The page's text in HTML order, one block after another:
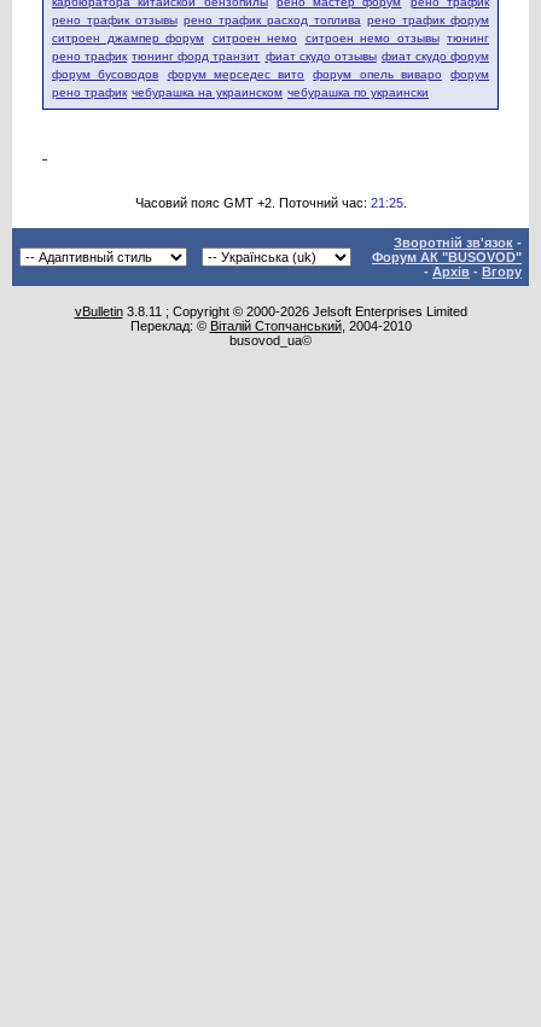
рено трафик отзывы рено трафик расход топлива рено трафик форум
ситроен джампер форум
ситроен немо ситроен немо отзывы тюнинг
рено трафик тюнинг форд транзит фиат скудо отзывы фиат скудо форум
форум бусоводов
форум мерседес вито форум опель виваро
форум
рено трафик чебурашка на украинском чебурашка по украински
Часовий пояс GMT +2. Поточний час: 21:25.
Зворотній зв'язок -
Форум АК "BUSOVOD"
- Архів - Вгору
vBulletin3.8.11 ; Copyright © 2000-2026 Jelsoft Enterprises Limited
Переклад: © Віталій Стопчанський, 2004-2010
busovod_ua©